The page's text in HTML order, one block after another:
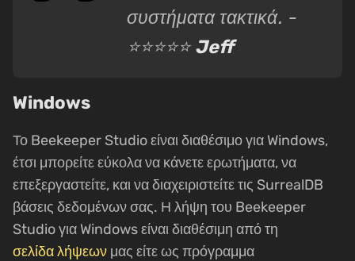
συστήματα τακτικά. -
⭐⭐⭐⭐⭐ Jeff
Windows
Το Beekeeper Studio είναι διαθέσιμο για Windows,
έτσι μπορείτε εύκολα να κάνετε ερωτήματα, να
επεξεργαστείτε, και να διαχειριστείτε τις SurrealDB
βάσεις δεδομένων σας. Η λήψη του Beekeeper
Studio για Windows είναι διαθέσιμη από τη
σελίδα λήψεων μας είτε ως πρόγραμμα